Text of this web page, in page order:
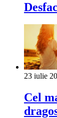
23 iulie
Cel